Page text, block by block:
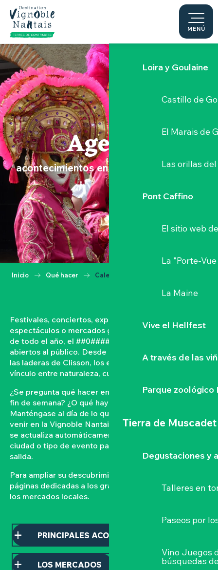
Aller
contenu
principal
MENÚ
Le Moulin du
Sèvre
Loira y Goulaine
Castillo de
El Marais de
Las orillas
Pont Caffino
El sitio web
La "Porte-Vue
La Maine
Vive el Hellfest
A través de las
Parque zoológico
Tierra de Muscadet
Degustaciones y
Talleres en
Paseos por
Vino Juegos
búsquedas
Agenda
acontecimientos en el Vignoble Nantais
Inicio Qué hacer Calendario
Festivales, conciertos, exposiciones, vendimias,
espectáculos o mercados gastronómicos… A lo largo
de todo el año, el ##0#### vive con acontecimientos
abiertos al público. Desde las orillas del Loira hasta
las laderas de Clisson, los eventos tejen un fuerte
vínculo entre naturaleza, cultura y convivencia.
¿Se pregunta qué hacer en el Vignoble Nantais este
fin de semana? ¿O qué hay en la agenda de Clisson?
Manténgase al día de lo que ocurre y lo que está por
venir en la Vignoble Nantais con nuestra agenda que
se actualiza automáticamente. Filtre por fecha,
ciudad o tipo de evento para organizar su próxima
salida.
Para ampliar su descubrimiento, consulte nuestras
páginas dedicadas a los grandes acontecimientos y a
los mercados locales.
PRINCIPALES ACONTECIMIENTOS
LOS MERCADOS